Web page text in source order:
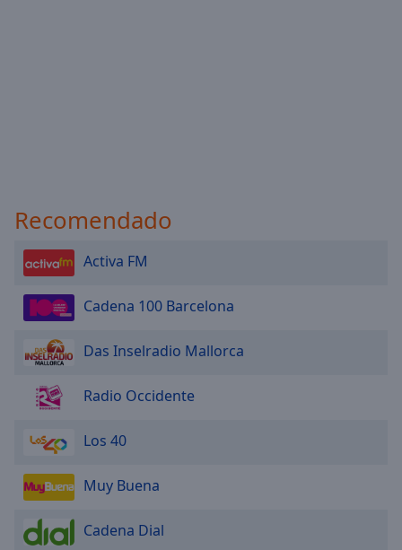
Recomendado
Activa FM
Cadena 100 Barcelona
Das Inselradio Mallorca
Radio Occidente
Los 40
Muy Buena
Cadena Dial